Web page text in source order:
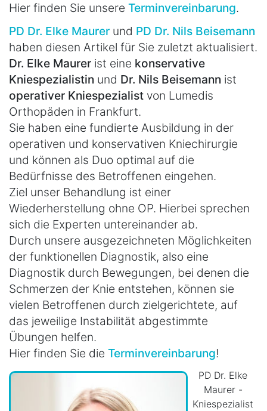
Hier finden Sie unsere Terminvereinbarung.
PD Dr. Elke Maurer und PD Dr. Nils Beisemann
haben diesen Artikel für Sie zuletzt aktualisiert.
Dr. Elke Maurer ist eine konservative
Kniespezialistin und Dr. Nils Beisemann ist
operativer Kniespezialist von Lumedis
Orthopäden in Frankfurt.
Sie haben eine fundierte Ausbildung in der
operativen und konservativen Kniechirurgie
und können als Duo optimal auf die
Bedürfnisse des Betroffenen eingehen.
Ziel unser Behandlung ist einer
Wiederherstellung ohne OP. Hierbei sprechen
sich die Experten untereinander ab.
Durch unsere ausgezeichneten Möglichkeiten
der funktionellen Diagnostik, also eine
Diagnostik durch Bewegungen, bei denen die
Schmerzen der Knie entstehen, können sie
vielen Betroffenen durch zielgerichtete, auf
das jeweilige Instabilität abgestimmte
Übungen helfen.
Hier finden Sie die Terminvereinbarung!
PD Dr. Elke
Maurer -
Kniespezialist